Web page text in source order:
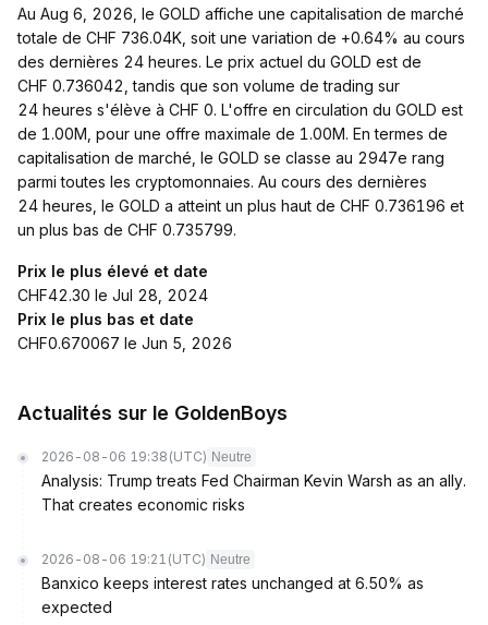
Au Aug 6, 2026, le GOLD affiche une capitalisation de marché
totale de CHF 736.04K, soit une variation de +0.64% au cours
des dernières 24 heures. Le prix actuel du GOLD est de
CHF 0.736042, tandis que son volume de trading sur
24 heures s'élève à CHF 0. L'offre en circulation du GOLD est
de 1.00M, pour une offre maximale de 1.00M. En termes de
capitalisation de marché, le GOLD se classe au 2947e rang
parmi toutes les cryptomonnaies. Au cours des dernières
24 heures, le GOLD a atteint un plus haut de CHF 0.736196 et
un plus bas de CHF 0.735799.
Prix le plus élevé et date
CHF42.30 le Jul 28, 2024
Prix le plus bas et date
CHF0.670067 le Jun 5, 2026
Actualités sur le GoldenBoys
2026-08-06 19:38 (UTC) Neutre
Analysis: Trump treats Fed Chairman Kevin Warsh as an ally.
That creates economic risks
2026-08-06 19:21 (UTC) Neutre
Banxico keeps interest rates unchanged at 6.50% as
expected